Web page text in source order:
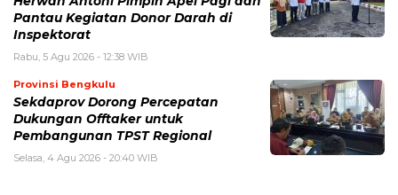
Pantau Kegiatan Donor Darah di
Inspektorat
Rabu, 5 Agu 2026 - 12:38 WIB
Provinsi Bengkulu
Sekdaprov Dorong Percepatan
Dukungan Offtaker untuk
Pembangunan TPST Regional
Selasa, 4 Agu 2026 - 20:40 WIB